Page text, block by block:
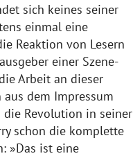
sich keines seiner
einmal eine
Reaktion von Lesern
einer Szene-
Arbeit an dieser
dem Impressum
die Revolution in seiner
schon die komplette
»Das ist eine